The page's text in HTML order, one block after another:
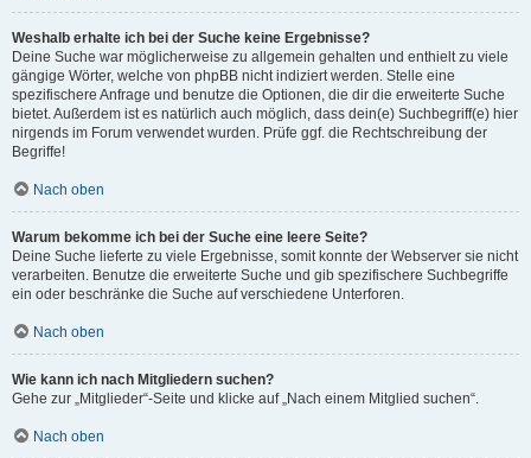
Weshalb erhalte ich bei der Suche keine Ergebnisse?
Deine Suche war möglicherweise zu allgemein gehalten und enthielt zu viele
gängige Wörter, welche von phpBB nicht indiziert werden. Stelle eine
spezifischere Anfrage und benutze die Optionen, die dir die erweiterte Suche
bietet. Außerdem ist es natürlich auch möglich, dass dein(e) Suchbegriff(e) hier
nirgends im Forum verwendet wurden. Prüfe ggf. die Rechtschreibung der
Begriffe!
Nach oben
Warum bekomme ich bei der Suche eine leere Seite?
Deine Suche lieferte zu viele Ergebnisse, somit konnte der Webserver sie nicht
verarbeiten. Benutze die erweiterte Suche und gib spezifischere Suchbegriffe
ein oder beschränke die Suche auf verschiedene Unterforen.
Nach oben
Wie kann ich nach Mitgliedern suchen?
Gehe zur „Mitglieder“-Seite und klicke auf „Nach einem Mitglied suchen“.
Nach oben